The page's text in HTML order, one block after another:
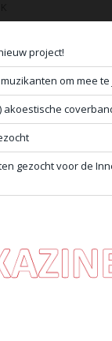
project!
om mee te
akoestische
gezocht voor de